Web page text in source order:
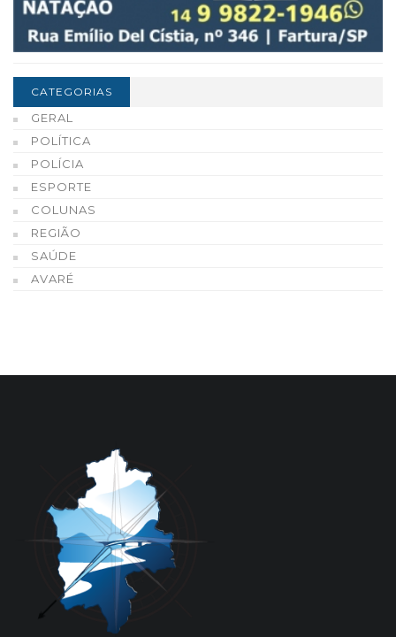
CATEGORIAS
GERAL
POLÍTICA
POLÍCIA
ESPORTE
COLUNAS
REGIÃO
SAÚDE
AVARÉ